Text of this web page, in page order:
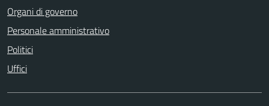
Organi di governo
Personale amministrativo
Politici
Uffici